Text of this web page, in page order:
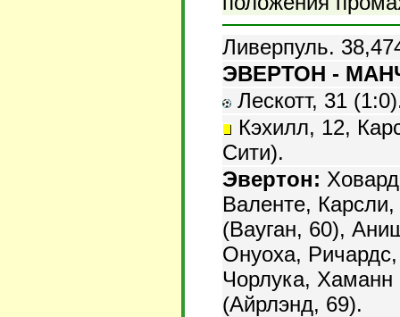
Ливерпуль.
ЭВЕРТОН -
Лескотт, 31
Кэхилл, 12,
Сити).
Эвертон:
Валенте,
(Вауган, 60),
Онуоха,
Чорлука,
(Айрлэнд, 69).